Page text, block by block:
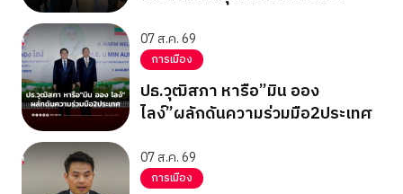
07 ส.ค. 69
การเมือง
ปธ.วุฒิสภา หารือ”มิน ออง
ไลง์”ผลักดันความร่วมมือ2ประเทศ
07 ส.ค. 69
การเมือง